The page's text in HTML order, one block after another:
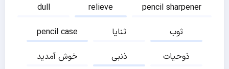
dull
relieve
pencil sharpener
pencil case
ثنایا
ثوب
خوش آمدید
ذنبی
ذوحیات